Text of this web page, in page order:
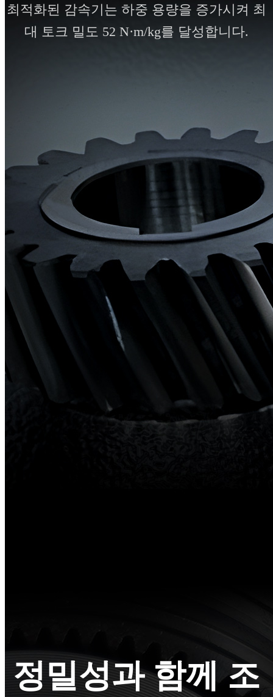
최적화된 감속기는 하중 용량을 증가시켜 최
대 토크 밀도 52 N·m/kg를 달성합니다.
정밀성과 함께 조